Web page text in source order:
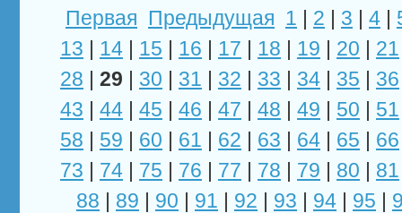
Первая Предыдущая 1 | 2 | 3 | 4 |
13 | 14 | 15 | 16 | 17 | 18 | 19 | 20 | 21
28 | 29 | 30 | 31 | 32 | 33 | 34 | 35 | 36
43 | 44 | 45 | 46 | 47 | 48 | 49 | 50 | 51
58 | 59 | 60 | 61 | 62 | 63 | 64 | 65 | 66
73 | 74 | 75 | 76 | 77 | 78 | 79 | 80 | 81
88 | 89 | 90 | 91 | 92 | 93 | 94 | 95 |